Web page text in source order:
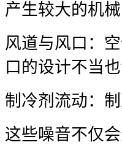
产生较大的机械
风道与风口：
口的设计不当
制冷剂流动：
这些噪音不仅